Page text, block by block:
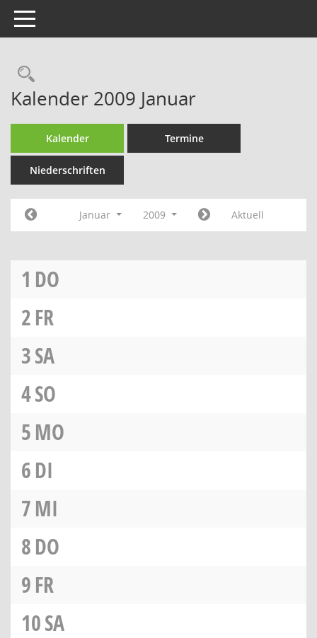
Toggle navigation
Rechercheauswahl
Kalender 2009 Januar
Kalender Termine
Niederschriften
Januar 2009 Aktuell
1 DO
2FR
3SA
4SO
5MO
6DI
7MI
8DO
9FR
10SA